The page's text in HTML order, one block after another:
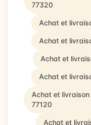
77320
Achat et
Achat et
Achat et
Achat et
Achat et
77120
Achat et